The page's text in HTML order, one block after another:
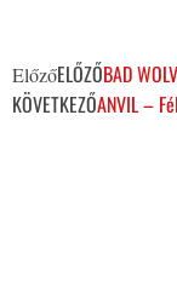
ElőzőELŐZŐBAD
KÖVETKEZŐANVIL –